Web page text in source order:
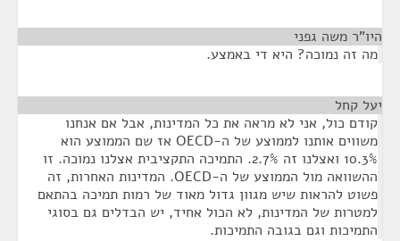
היו"ר משה גפני
מה זה נמוכה? היא די באמצע.
יעל קחל
קודם כול, אני לא מראה את כל המדינות, אבל אם אנחנו
משווים אותנו לממוצע של ה-OECD אז שם הממוצע הוא
10.3% ואצלנו זה 2.7%. התמיכה התקציבית אצלנו נמוכה. זו
ההשוואה מול הממוצע של ה-OECD. המדינות האחרות, זה
פשוט להראות שיש מגוון גדול מאוד של רמות תמיכה בהתאם
למטרות של המדינות, לא הכול אחיד, יש הבדלים גם בסוגי
התמיכות וגם בגובה התמיכות.